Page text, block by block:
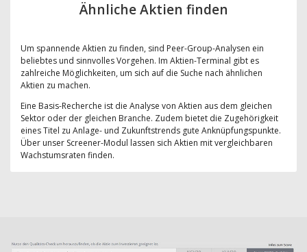
Ähnliche Aktien finden
Um spannende Aktien zu finden, sind Peer-Group-Analysen ein
beliebtes und sinnvolles Vorgehen. Im Aktien-Terminal gibt es
zahlreiche Möglichkeiten, um sich auf die Suche nach ähnlichen
Aktien zu machen.
Eine Basis-Recherche ist die Analyse von Aktien aus dem gleichen
Sektor oder der gleichen Branche. Zudem bietet die Zugehörigkeit
eines Titel zu Anlage- und Zukunftstrends gute Anknüpfungspunkte.
Über unser Screener-Modul lassen sich Aktien mit vergleichbaren
Wachstumsraten finden.